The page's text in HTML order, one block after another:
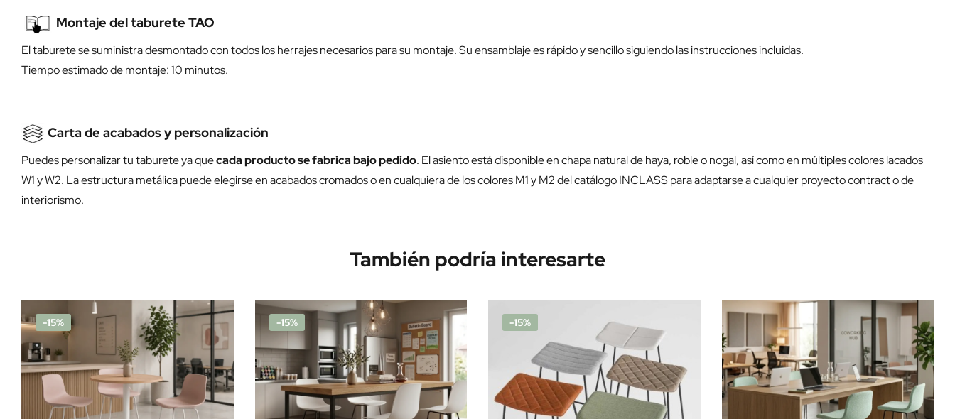
Montaje del taburete TAO
El taburete se suministra desmontado con todos los herrajes necesarios para su montaje. Su ensamblaje es rápido y sencillo siguiendo las instrucciones incluidas.
Tiempo estimado de montaje: 10 minutos.
Carta de acabados y personalización
Puedes personalizar tu taburete ya quecada producto se fabrica bajo pedido. El asiento está disponible en chapa natural de haya, roble o nogal, así como en múltiples colores lacados
W1 y W2. La estructura metálica puede elegirse en acabados cromados o en cualquiera de los colores M1 y M2 del catálogo INCLASS para adaptarse a cualquier proyecto contract o de
interiorismo.
También podría interesarte
-15% -15% -15%